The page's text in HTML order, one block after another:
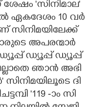
​'സി​നി​മാ​ല"​
​ഏ​ക​ദേ​ശം​ 10​ ​വ​ർ​
​സി​നി​മ​യി​ലേ​ക്ക്
​അ​പ​ര​ന്മാ​ർ​
​ഡ്യൂ​പ്പ് ​ഡ്യൂ​പ്പ്
​ഞാ​ൻ​ ​അ​ഭി​
​സി​നി​മ​യി​ലൂ​ടെ​ ​ദി​
"119​ ​-ാം​ ​സി​